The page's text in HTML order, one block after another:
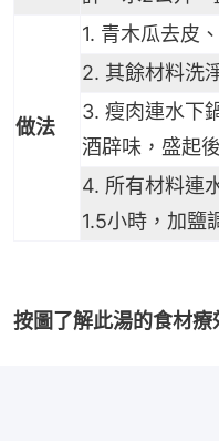
做法
1. 青木瓜去皮
2. 其餘材料洗
3. 瘦肉連水下
酒辟味，盛起
4. 所有材料連
1.5小時，加鹽
按圖了解此湯的食材療